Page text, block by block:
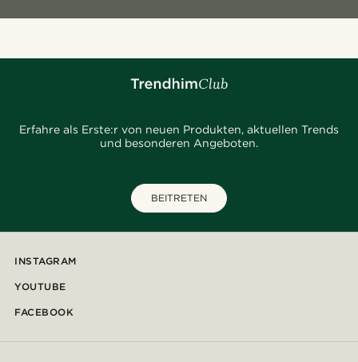
Erfahre als Erste:r von neuen Produkten, aktuellen Trends
und besonderen Angeboten.
BEITRETEN
INSTAGRAM
YOUTUBE
FACEBOOK